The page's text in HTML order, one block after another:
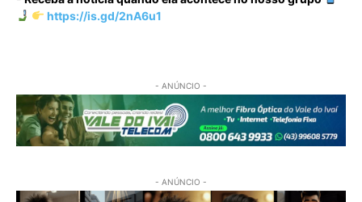
https://is.gd/2nA6u1
- ANÚNCIO -
- ANÚNCIO -